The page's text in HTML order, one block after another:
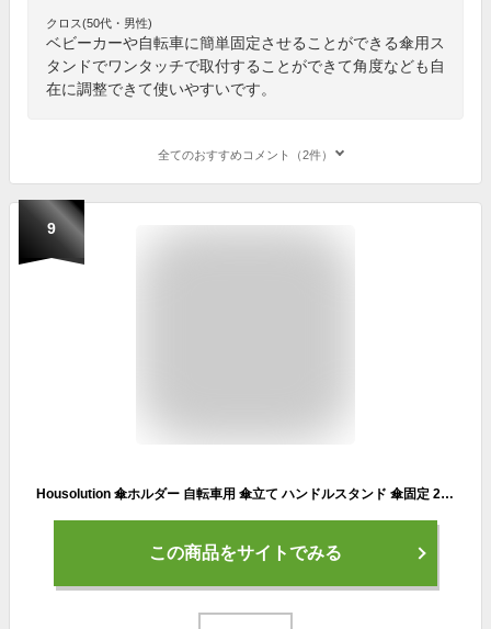
クロス(50代・男性)
ベビーカーや自転車に簡単固定させることができる傘用ス
タンドでワンタッチで取付することができて角度なども自
在に調整できて使いやすいです。
全てのおすすめコメント（2件）
9
Housolution 傘ホルダー 自転車用 傘立て ハンドルスタンド 傘固定 20〜30mmハンドル径対応 傘柄径15mm以内対応 角度調節 三点支持 しっかり固定 倒れない ずれない 視認反射シール貼付けあり 自転車/ベビーカー/車椅子 Black
この商品をサイトでみる